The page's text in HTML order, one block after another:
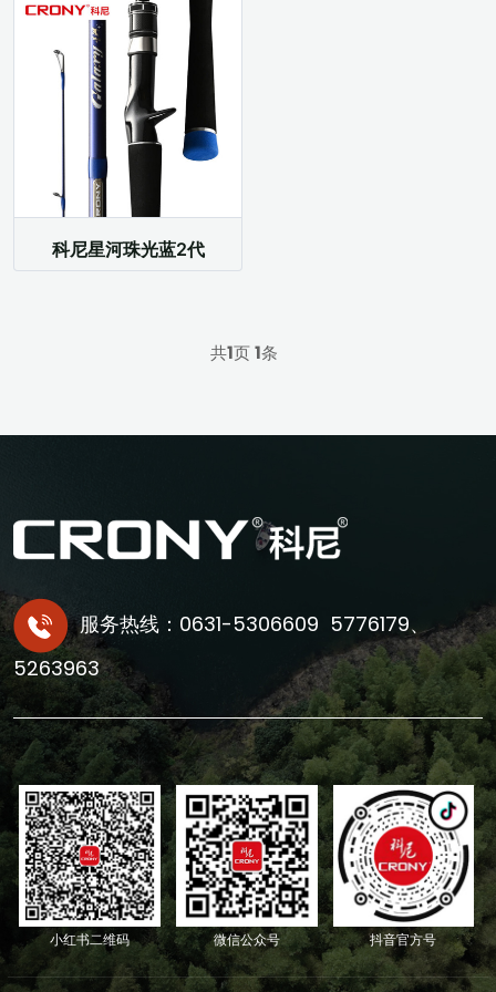
科尼星河珠光蓝2代
共1页1条
服务热线：0631-5306609 5776179、
5263963
小红书二维码 微信公众号 抖音官方号